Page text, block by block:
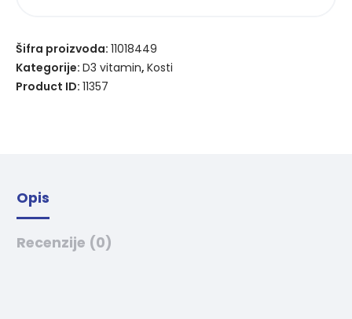
Šifra proizvoda: 11018449
Kategorije: D3 vitamin, Kosti
Product ID: 11357
Opis
Recenzije (0)